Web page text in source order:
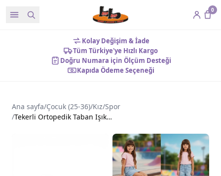
0
Kolay Değişim & İade
Tüm Türkiye'ye Hızlı Kargo
Doğru Numara için Ölçüm Desteği
Kapıda Ödeme Seçeneği
Ana sayfa/Çocuk (25-36)/Kız/Spor
/
Tekerli Ortopedik Taban Işıklı Kız Spor Ayakkabı Pembe